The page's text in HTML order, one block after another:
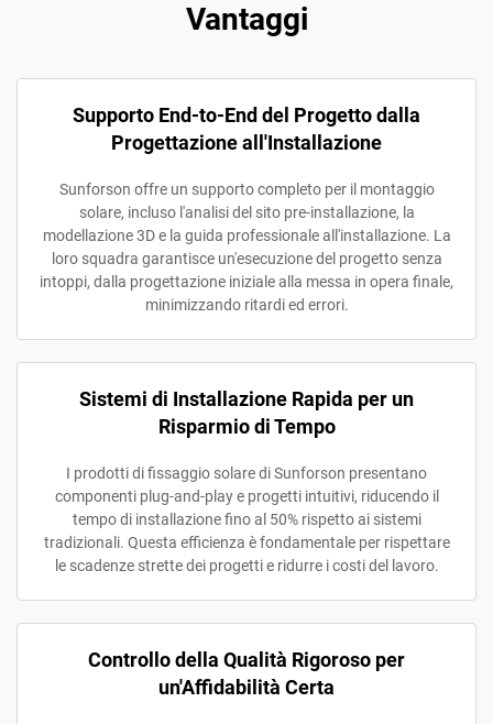
Vantaggi
Supporto End-to-End del Progetto dalla
Progettazione all'Installazione
Sunforson offre un supporto completo per il montaggio
solare, incluso l'analisi del sito pre-installazione, la
modellazione 3D e la guida professionale all'installazione. La
loro squadra garantisce un'esecuzione del progetto senza
intoppi, dalla progettazione iniziale alla messa in opera finale,
minimizzando ritardi ed errori.
Sistemi di Installazione Rapida per un
Risparmio di Tempo
I prodotti di fissaggio solare di Sunforson presentano
componenti plug-and-play e progetti intuitivi, riducendo il
tempo di installazione fino al 50% rispetto ai sistemi
tradizionali. Questa efficienza è fondamentale per rispettare
le scadenze strette dei progetti e ridurre i costi del lavoro.
Controllo della Qualità Rigoroso per
un'Affidabilità Certa